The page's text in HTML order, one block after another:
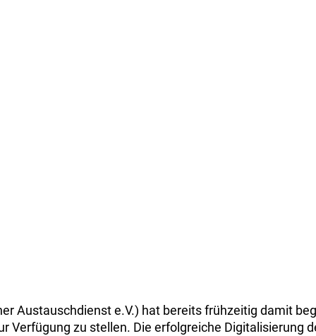
Austauschdienst e.V.) hat bereits frühzeitig damit
Verfügung zu stellen. Die erfolgreiche Digitalisierung